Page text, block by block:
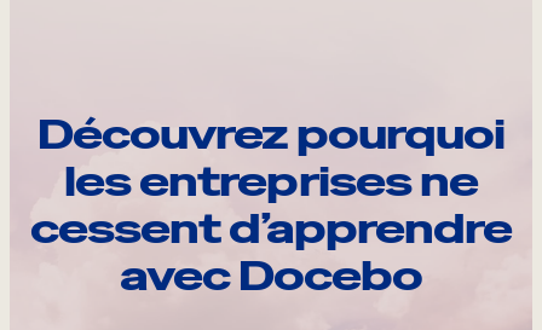
Découvrez pourquoi
les entreprises ne
cessent d’apprendre
avec Docebo